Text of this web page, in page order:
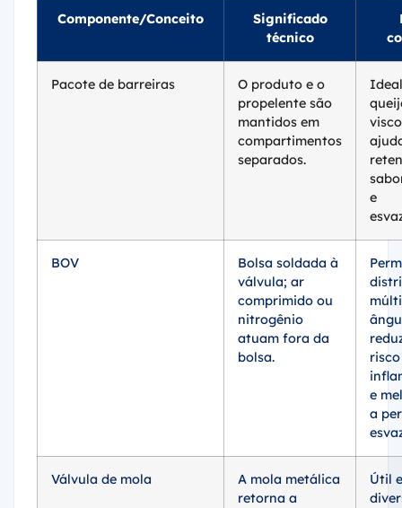
Componente/Conceito
Significado
técnico
Pacote de barreiras
O produto e o
propelente são
mantidos em
compartimentos
separados.
e
BOV
Bolsa soldada à
válvula; ar
comprimido ou
nitrogênio
atuam fora da
bolsa.
e
a
Válvula de mola
A mola metálica
retorna a
Útil